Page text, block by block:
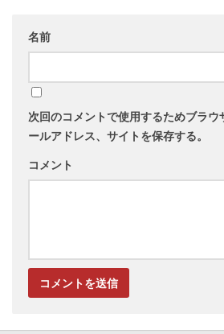
名前
次回のコメントで使用するためブラウ
ールアドレス、サイトを保存する。
コメント